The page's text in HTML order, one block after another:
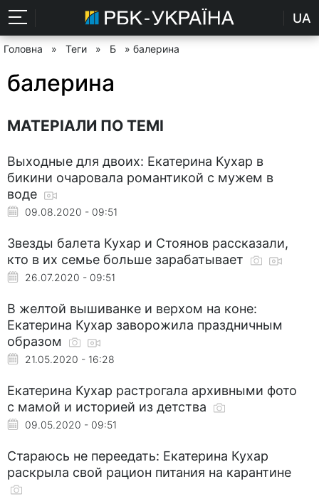
UA
Головна » Теги » Б » балерина
балерина
МАТЕРІАЛИ ПО ТЕМІ
Выходные для двоих: Екатерина Кухар в
бикини очаровала романтикой с мужем в
воде
09.08.2020 - 09:51
Звезды балета Кухар и Стоянов рассказали,
кто в их семье больше зарабатывает
26.07.2020 - 09:51
В желтой вышиванке и верхом на коне:
Екатерина Кухар заворожила праздничным
образом
21.05.2020 - 16:28
Екатерина Кухар растрогала архивными фото
с мамой и историей из детства
09.05.2020 - 09:51
Стараюсь не переедать: Екатерина Кухар
раскрыла свой рацион питания на карантине